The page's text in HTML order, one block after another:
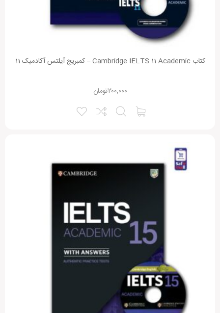
Alternative:
کتاب Cambridge IELTS 11 Academic – کمبریج آیلتس آکادمیک 11
تومان۲۰۰,۰۰۰